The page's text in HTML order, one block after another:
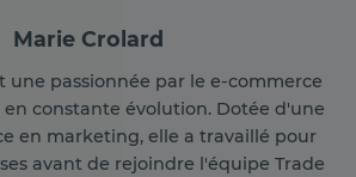
Marie Crolard
une passionnée par le e-commerce
en constante évolution. Dotée d'une
en marketing, elle a travaillé pour
avant de rejoindre l'équipe Trade